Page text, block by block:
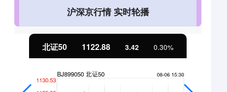
沪深京行情 实时轮播
北证50 1122.88 3.42 0.30%